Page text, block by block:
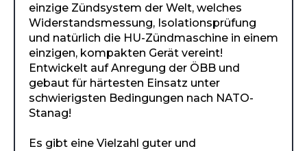
einzige Zündsystem der Welt, welches
Widerstandsmessung, Isolationsprüfung
und natürlich die HU-Zündmaschine in einem
einzigen, kompakten Gerät vereint!
Entwickelt auf Anregung der ÖBB und
gebaut für härtesten Einsatz unter
schwierigsten Bedingungen nach NATO-
Stanag!
Es gibt eine Vielzahl guter und